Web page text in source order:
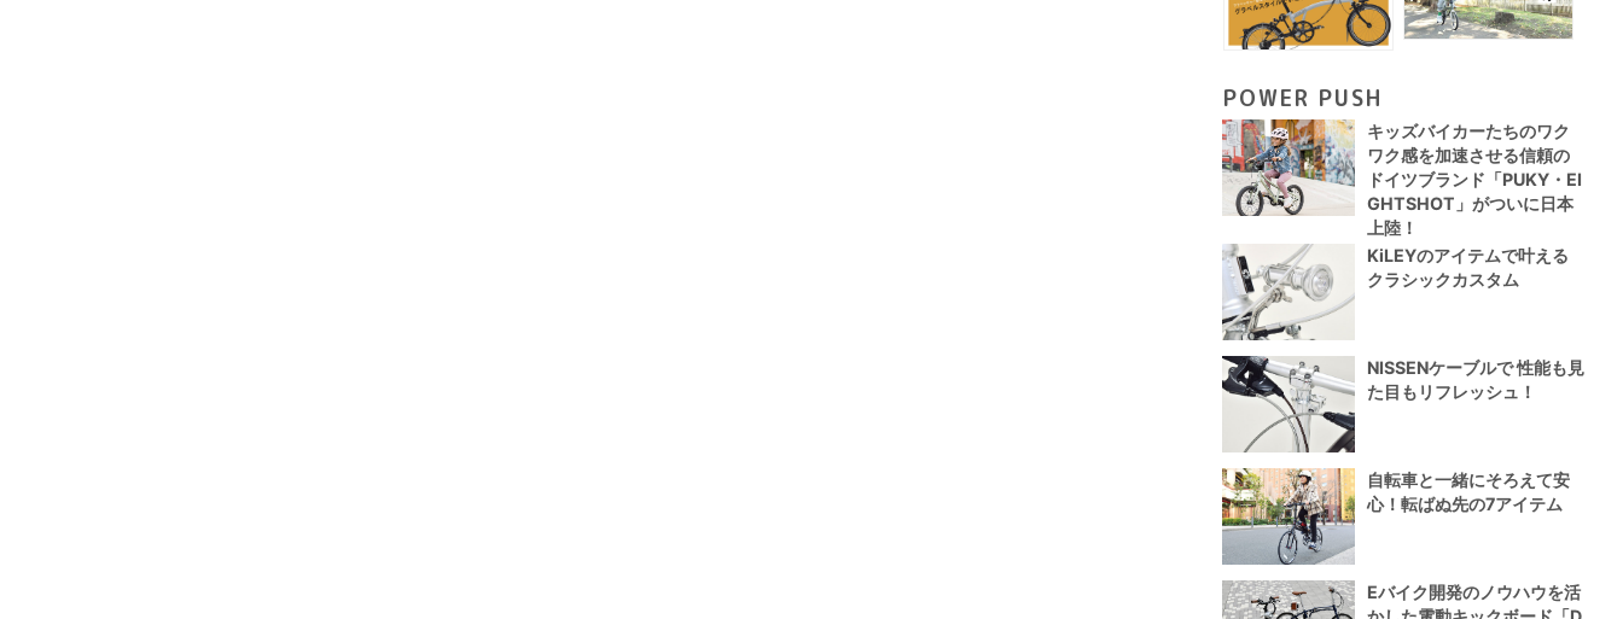
POWER PUSH
キッズバイカーたちのワク
ワク感を加速させる信頼の
ドイツブランド「PUKY・EI
GHTSHOT」がついに日本
上陸！
KiLEYのアイテムで叶える
クラシックカスタム
NISSENケーブルで 性能も見
た目もリフレッシュ！
自転車と一緒にそろえて安
心！転ばぬ先の7アイテム
Eバイク開発のノウハウを活